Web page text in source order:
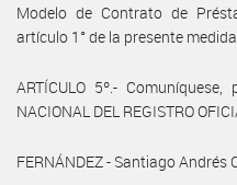
Modelo de Contrato de
artículo 1° de la presente medida.
ARTÍCULO 5º.-
NACIONAL DEL REGISTRO
FERNÁNDEZ - Santiago